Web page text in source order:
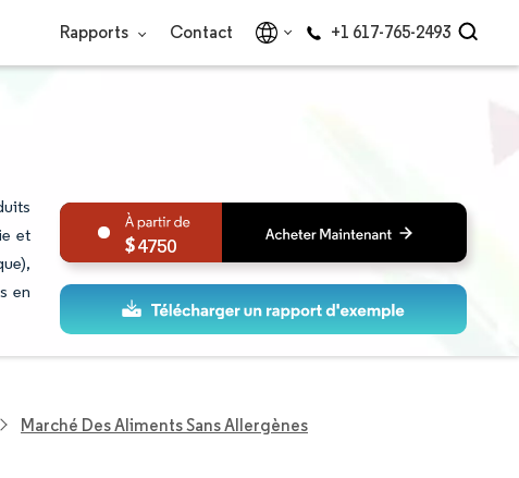
Rapports Contact +1 617-765-2493
et
en
4750
Marché Des Aliments Sans Allergènes